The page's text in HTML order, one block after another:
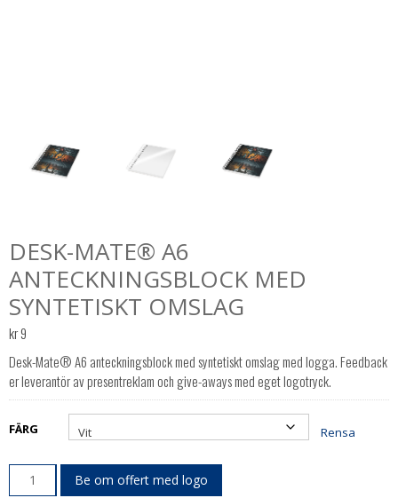
DESK-MATE® A6
ANTECKNINGSBLOCK MED
SYNTETISKT OMSLAG
kr9
Desk-Mate® A6 anteckningsblock med syntetiskt omslag med logga. Feedback
er leverantör av presentreklam och give-aways med eget logotryck.
FÄRG Rensa
Be om offert med logo